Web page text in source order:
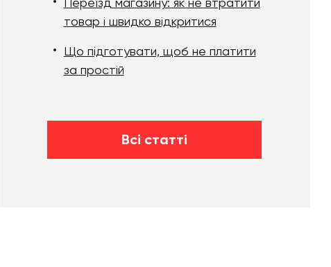
товар і швидко відкритися
Що підготувати, щоб не платити
за простій
Всі статті